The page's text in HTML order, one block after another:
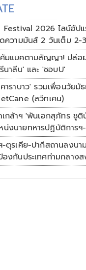
Festival 2026 ไลน์อัป
ดความมันส์ 2 วันเต็ม 2-
มแบคตามสัญญา! ปล่อ
นาลีน' และ 'ชอบU'
าราบาว' รวมเพื่อนวัยมั
(สวีทเคน)
เกล้าฯ 'พันเอกสุภัทร ชู
น่งนายทหารปฏิบัติการฯ
รี'
-ตุรเคีย-ปากีสถานลงน
องกันประเทศท่ามกลาง